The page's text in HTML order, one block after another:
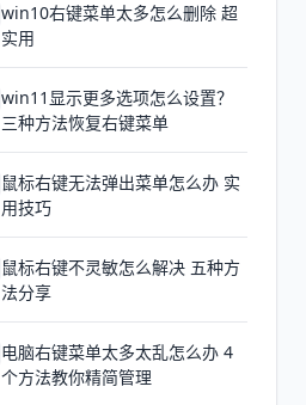
win10右键菜单太多怎么删除 超
实用
win11显示更多选项怎么设置？
三种方法恢复右键菜单
鼠标右键无法弹出菜单怎么办 实
用技巧
鼠标右键不灵敏怎么解决 五种方
法分享
电脑右键菜单太多太乱怎么办 4
个方法教你精简管理